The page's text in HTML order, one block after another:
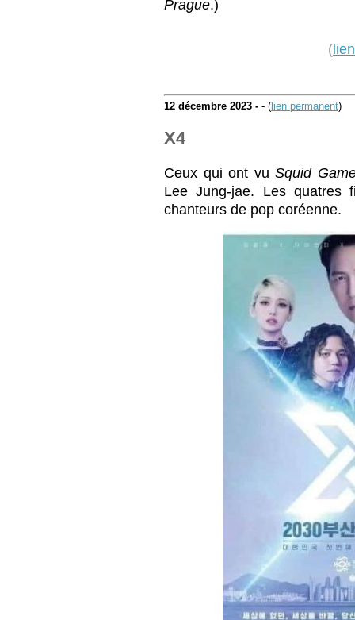
Prague.)
(
12 décembre 2023 - - ( lien permanent)
X4
Ceux qui ont vu Squid
Lee Jung-jae. Les quatres
chanteurs de pop coréenne.